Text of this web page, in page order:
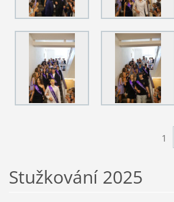
1
Stužkování 2025